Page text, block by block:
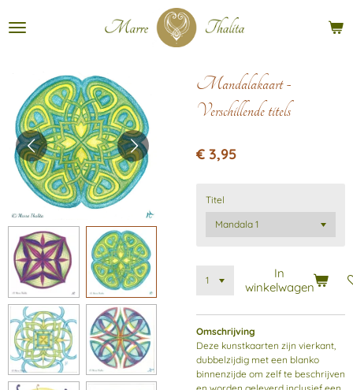
direct
Mandalakaart -
Verschillende titels
€ 3,95
Titel
In
winkelwagen
Omschrijving
Deze kunstkaarten zijn vierkant,
dubbelzijdig met een blanko
binnenzijde om zelf te beschrijven
en worden geleverd inclusief een